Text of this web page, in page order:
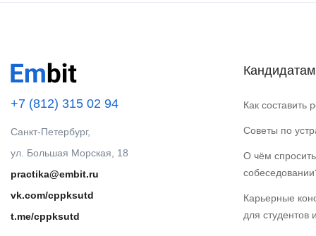
+7 (812) 315 02 94
Санкт-Петербург,
ул. Большая Морская, 18
practika@embit.ru
vk.com/cppksutd
t.me/cppksutd
Кандидатам
Как составить
Советы по
О чём
Карьерные
для студентов